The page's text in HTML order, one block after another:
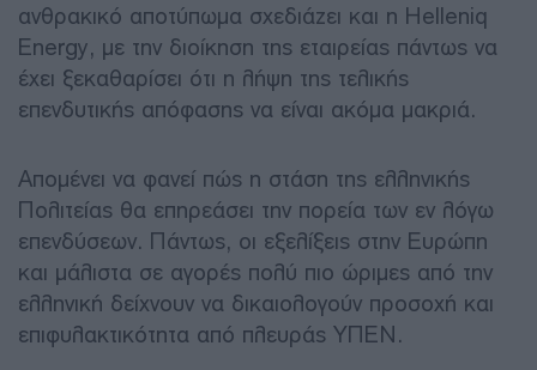
ανθρακικό αποτύπωμα σχεδιάζει και η Helleniq
Energy, με την διοίκηση της εταιρείας πάντως να
έχει ξεκαθαρίσει ότι η λήψη της τελικής
επενδυτικής απόφασης να είναι ακόμα μακριά.
Απομένει να φανεί πώς η στάση της ελληνικής
Πολιτείας θα επηρεάσει την πορεία των εν λόγω
επενδύσεων. Πάντως, οι εξελίξεις στην Ευρώπη
και μάλιστα σε αγορές πολύ πιο ώριμες από την
ελληνική δείχνουν να δικαιολογούν προσοχή και
επιφυλακτικότητα από πλευράς ΥΠΕΝ.